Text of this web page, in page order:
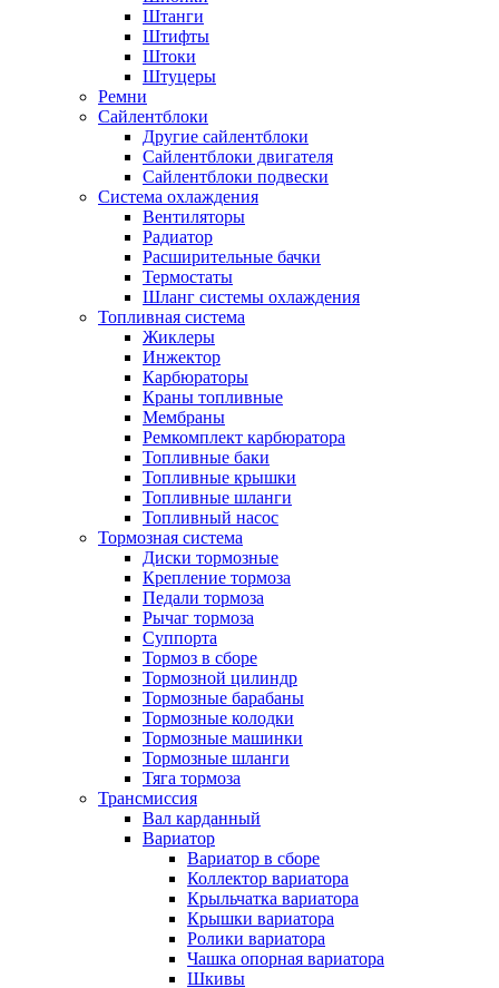
Штанги
Штифты
Штоки
Штуцеры
Ремни
Сайлентблоки
Другие сайлентблоки
Сайлентблоки двигателя
Сайлентблоки подвески
Система охлаждения
Вентиляторы
Радиатор
Расширительные бачки
Термостаты
Шланг системы охлаждения
Топливная система
Жиклеры
Инжектор
Карбюраторы
Краны топливные
Мембраны
Ремкомплект карбюратора
Топливные баки
Топливные крышки
Топливные шланги
Топливный насос
Тормозная система
Диски тормозные
Крепление тормоза
Педали тормоза
Рычаг тормоза
Суппорта
Тормоз в сборе
Тормозной цилиндр
Тормозные барабаны
Тормозные колодки
Тормозные машинки
Тормозные шланги
Тяга тормоза
Трансмиссия
Вал карданный
Вариатор
Вариатор в сборе
Коллектор вариатора
Крыльчатка вариатора
Крышки вариатора
Ролики вариатора
Чашка опорная вариатора
Шкивы